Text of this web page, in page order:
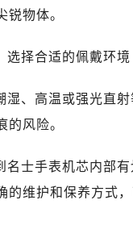
山市路南区新华东道
州市椒江区东海大道
肃省兰州市七里河区
庆市解放碑渝中区民
龙江省鹤岗市向阳区
龙江省黑河市爱辉区
锐物体。
选择合适的佩戴环境
湿、高温或强光直
的风险。
名士手表机芯内部
的维护和保养方式